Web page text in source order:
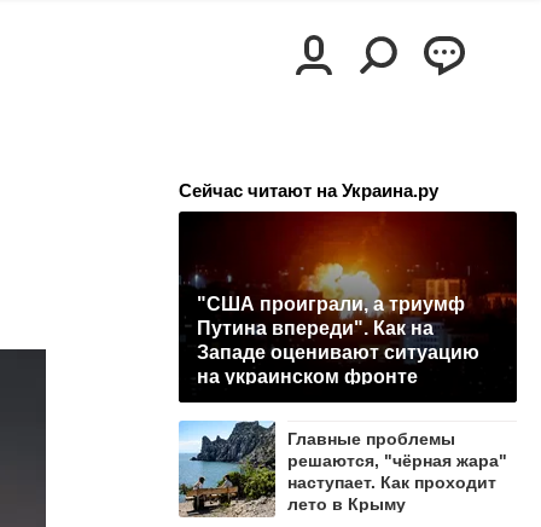
Сейчас читают на Украина.ру
"США проиграли, а триумф
Путина впереди". Как на
Западе оценивают ситуацию
на украинском фронте
Главные проблемы
решаются, "чёрная жара"
наступает. Как проходит
лето в Крыму